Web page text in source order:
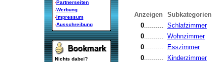
-Partnerseiten
-Werbung
-Impressum
-Ausschreibung
Nichts dabei?
Anzeigen
Subkategorien
0.......... Schlafzimmer
0.......... Wohnzimmer
0..........
Esszimmer
0..........
Kinderzimmer